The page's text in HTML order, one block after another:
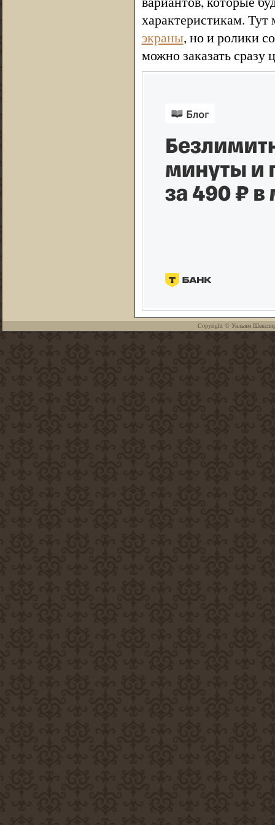
характеристикам. Тут
экраны, но и ролики
можно заказать сразу
Copyright © Уильям